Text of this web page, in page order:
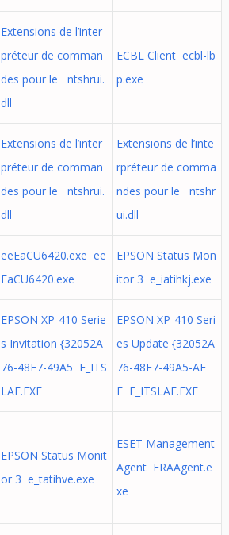
Extensions de l’inter
préteur de comman
des pour le ntshrui.
dll
ECBL Client ecbl-lb
p.exe
Extensions de l’inter
préteur de comman
des pour le ntshrui.
dll
Extensions de l’inte
rpréteur de comma
ndes pour le ntshr
ui.dll
eeEaCU6420.exe ee
EaCU6420.exe
EPSON Status Mon
itor 3 e_iatihkj.exe
EPSON XP-410 Serie
s Invitation {32052A
76-48E7-49A5 E_ITS
LAE.EXE
EPSON XP-410 Seri
es Update {32052A
76-48E7-49A5-AF
E E_ITSLAE.EXE
EPSON Status Monit
or 3 e_tatihve.exe
ESET Management
Agent ERAAgent.e
xe